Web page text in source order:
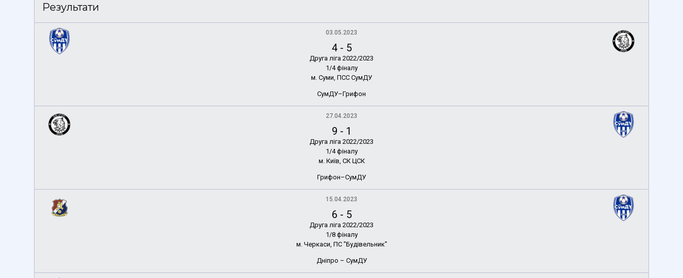
Результати
03.05.2023
4- 5
Друга ліга 2022/2023
1/4 фіналу
м. Суми, ПСС СумДУ
СумДУ–Грифон
27.04.2023
9 - 1
Друга ліга 2022/2023
1/4 фіналу
м. Київ, СК ЦСК
Грифон–СумДУ
15.04.2023
6 - 5
Друга ліга 2022/2023
1/8 фіналу
м. Черкаси, ПС "Будівельник"
Дніпро – СумДУ